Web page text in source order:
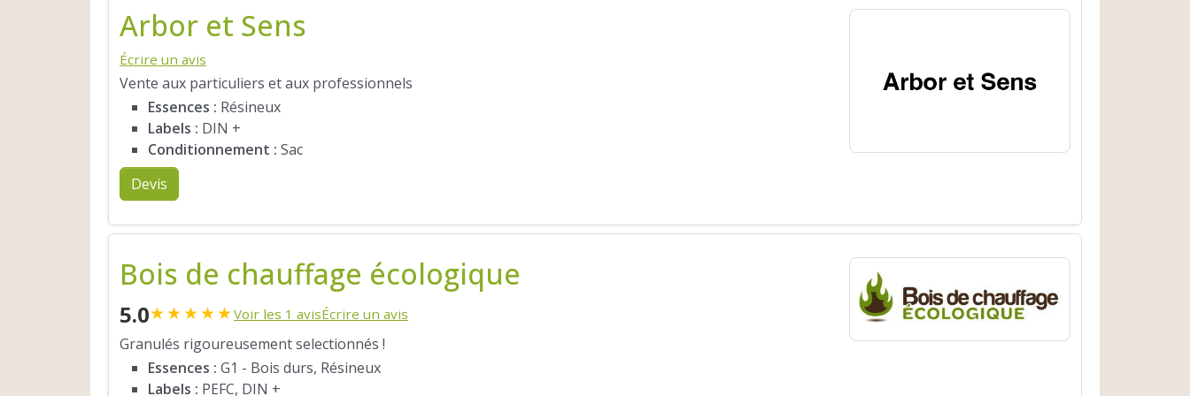
Arbor et Sens
Écrire un avis
Vente aux particuliers et aux professionnels
Essences : Résineux
Labels : DIN +
Conditionnement : Sac
Devis
Bois de chauffage écologique
5.0★★★★★Voir les 1 avisÉcrire un avis
Granulés rigoureusement selectionnés !
Essences : G1 - Bois durs, Résineux
Labels : PEFC, DIN +